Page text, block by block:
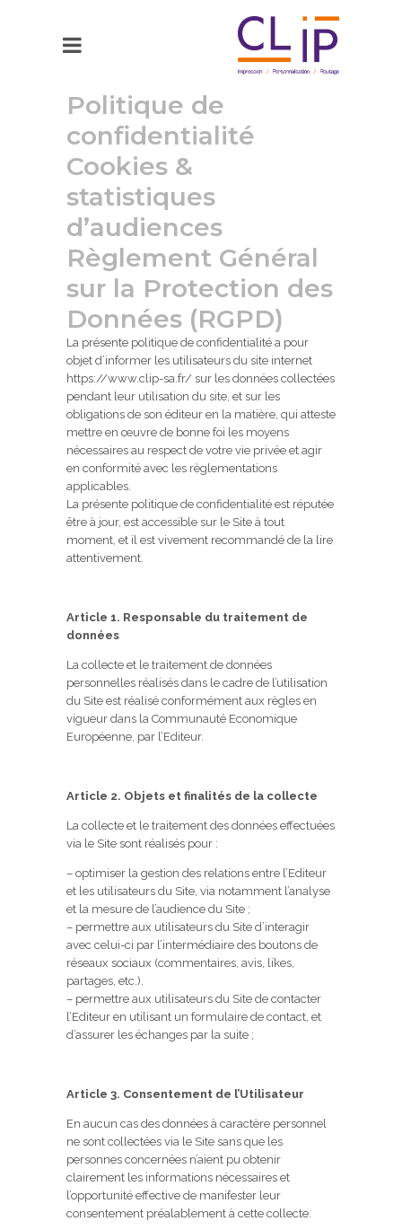
Politique de
confidentialité
Cookies &
statistiques
d’audiences
Règlement Général
sur la Protection des
Données (RGPD)
La présente politique de confidentialité a pour
objet d’informer les utilisateurs du site internet
https://www.clip-sa.fr/ sur les données collectées
pendant leur utilisation du site, et sur les
obligations de son éditeur en la matière, qui atteste
mettre en œuvre de bonne foi les moyens
nécessaires au respect de votre vie privée et agir
en conformité avec les règlementations
applicables.
La présente politique de confidentialité est réputée
être à jour, est accessible sur le Site à tout
moment, et il est vivement recommandé de la lire
attentivement.
Article 1. Responsable du traitement de
données
La collecte et le traitement de données
personnelles réalisés dans le cadre de l’utilisation
du Site est réalisé conformément aux règles en
vigueur dans la Communauté Economique
Européenne, par l’Editeur.
Article 2. Objets et finalités de la collecte
La collecte et le traitement des données effectuées
via le Site sont réalisés pour :
– optimiser la gestion des relations entre l’Editeur
et les utilisateurs du Site, via notamment l’analyse
et la mesure de l’audience du Site ;
– permettre aux utilisateurs du Site d’interagir
avec celui-ci par l’intermédiaire des boutons de
réseaux sociaux (commentaires, avis, likes,
partages, etc.).
– permettre aux utilisateurs du Site de contacter
l’Editeur en utilisant un formulaire de contact, et
d’assurer les échanges par la suite ;
Article 3. Consentement de l’Utilisateur
En aucun cas des données à caractère personnel
ne sont collectées via le Site sans que les
personnes concernées n’aient pu obtenir
clairement les informations nécessaires et
l’opportunité effective de manifester leur
consentement préalablement à cette collecte.